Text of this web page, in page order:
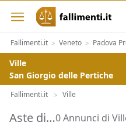
Fallimenti.it > Veneto > Padova
Ville
San Giorgio delle Pertiche
Fallimenti.it > Ville
Aste di Ville San Giorgio delle Pertiche0 Annunci di